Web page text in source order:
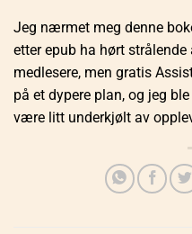
Jeg nærmet meg denne
etter epub ha hørt
medlesere, men gratis
på et dypere plan, og jeg
være litt underkjølt av